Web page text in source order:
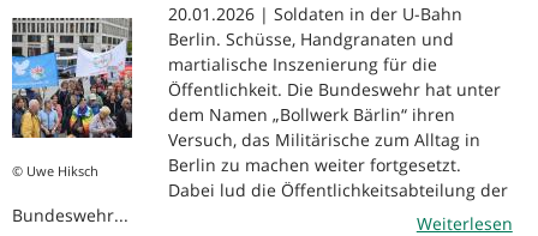
© Uwe Hiksch
20.01.2026 | Soldaten in der U-Bahn
Berlin. Schüsse, Handgranaten und
martialische Inszenierung für die
Öffentlichkeit. Die Bundeswehr hat unter
dem Namen „Bollwerk Bärlin“ ihren
Versuch, das Militärische zum Alltag in
Berlin zu machen weiter fortgesetzt.
Dabei lud die Öffentlichkeitsabteilung der
Bundeswehr...
Weiterlesen